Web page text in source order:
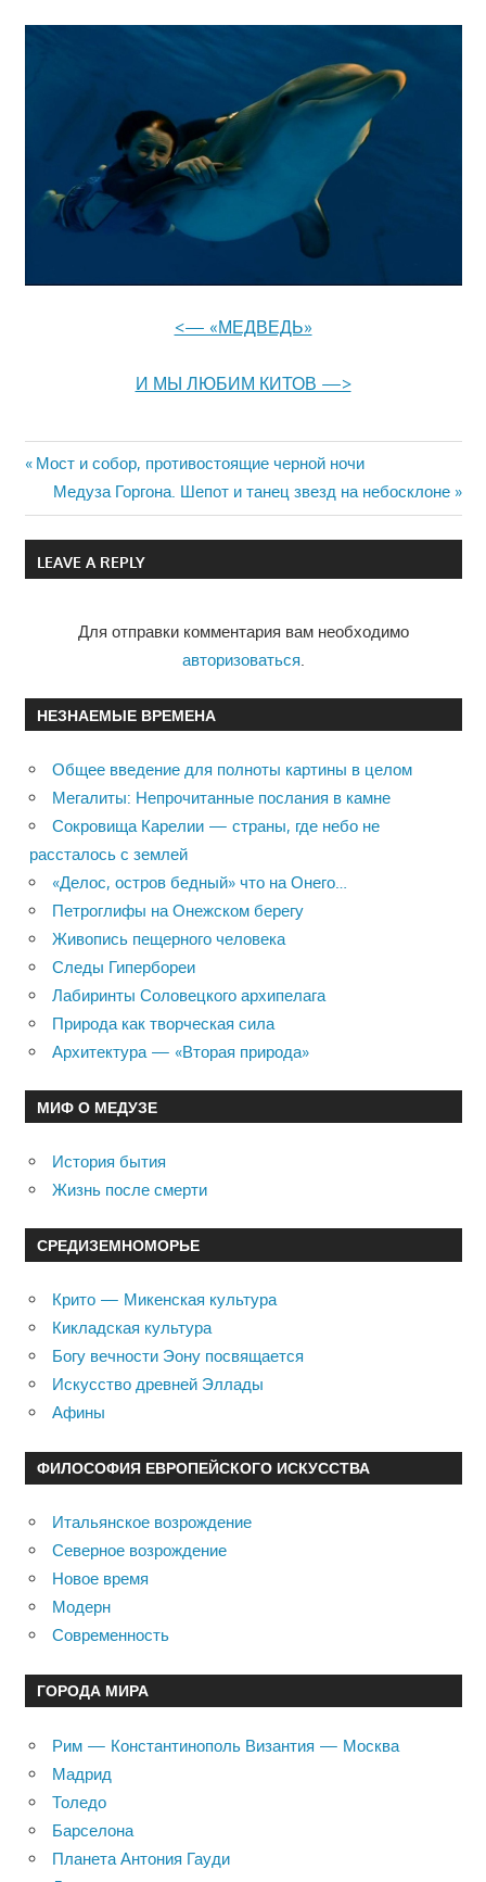
<— «МЕДВЕДЬ»
И МЫ ЛЮБИМ КИТОВ —>
Навигация
по
записям
Previous
Post:
Мост и собор, противостоящие черной ночи
Next
Post:
Медуза Горгона. Шепот и танец звезд на небосклоне
LEAVE A REPLY
Для отправки комментария вам необходимо
авторизоваться
НЕЗНАЕМЫЕ ВРЕМЕНА
Общее введение для полноты картины в целом
Мегалиты: Непрочитанные послания в камне
Сокровища Карелии — страны, где небо не
рассталось с землей
«Делос, остров бедный» что на Онего…
Петроглифы на Онежском берегу
Живопись пещерного человека
Следы Гипербореи
Лабиринты Соловецкого архипелага
Природа как творческая сила
Архитектура — «Вторая природа»
МИФ О МЕДУЗЕ
История бытия
Жизнь после смерти
СРЕДИЗЕМНОМОРЬЕ
Крито — Микенская культура
Кикладская культура
Богу вечности Эону посвящается
Искусство древней Эллады
Афины
ФИЛОСОФИЯ ЕВРОПЕЙСКОГО ИСКУССТВА
Итальянское возрождение
Северное возрождение
Новое время
Модерн
Современность
ГОРОДА МИРА
Рим — Константинополь Византия — Москва
Мадрид
Толедо
Барселона
Планета Антония Гауди